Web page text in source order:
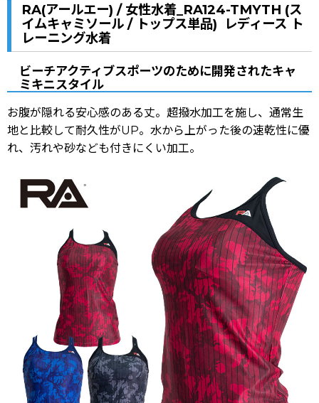
RA(アールエー) / 女性水着_RA124-TMYTH (ス
イムキャミソール / トップス単品) レディース ト
レーニング水着
ビーチアクティブスポーツのために開発されたキャ
ミキニスタイル
お腹が隠れる安心感のある丈。超撥水加工を施し、通常生
地と比較して耐久性がUP。水から上がった後の速乾性に優
れ、汚れや砂なども付きにくい加工。